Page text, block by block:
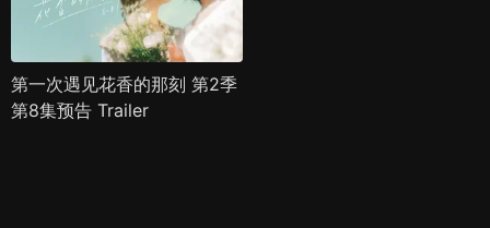
第一次遇见花香的那刻 第2季
第8集预告 Trailer